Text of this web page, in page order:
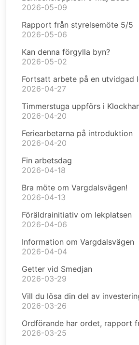
2026-05-09
Rapport från styrelsemöte 5/5
2026-05-06
Kan denna förgylla byn?
2026-05-02
Fortsatt arbete på en utvidgad
2026-04-27
Timmerstuga uppförs i
2026-04-20
Feriearbetarna på introduktion
2026-04-20
Fin arbetsdag
2026-04-18
Bra möte om Vargdalsvägen!
2026-04-13
Föräldrainitiativ om lekplatsen
2026-04-06
Information om Vargdalsvägen
2026-04-04
Getter vid Smedjan
2026-03-29
Vill du lösa din del av
2026-03-26
2026-03-25